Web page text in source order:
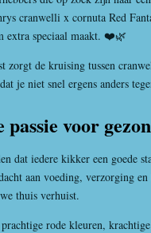
cranwelli x cornuta Red
extra speciaal maakt. ❤️🌿
zorgt de kruising tussen
je niet snel ergens anders
passie voor
dat iedere kikker een goede
aan voeding, verzorging
thuis verhuist.
rode kleuren,